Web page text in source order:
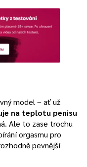
model – ať už
na teplotu penisu
Ale to zase trochu
orgasmu pro
pevnější